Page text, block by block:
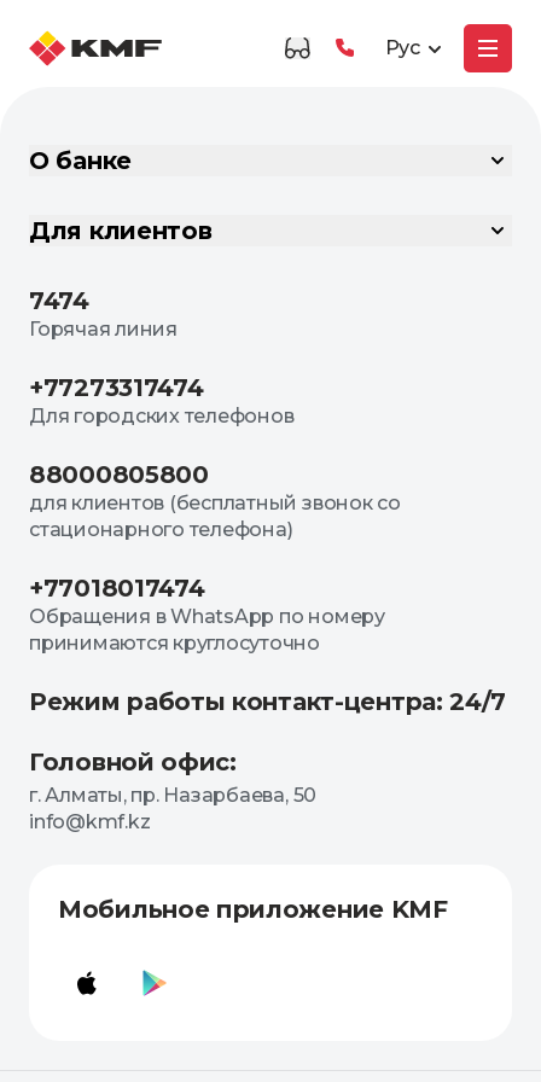
Рус
О банке
Для клиентов
7474
Горячая линия
+77273317474
Для городских телефонов
88000805800
для клиентов (бесплатный звонок со
стационарного телефона)
+77018017474
Обращения в WhatsApp по номеру
принимаются круглосуточно
Режим работы контакт-центра: 24/7
Головной офис:
г. Алматы, пр. Назарбаева, 50
info@kmf.kz
Мобильное приложение KMF